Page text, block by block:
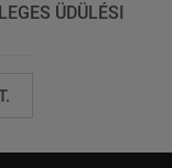
ÜDÜLÉSI